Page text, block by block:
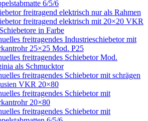
6/5/6
freitragend elektrisch nur als Rahmen
freitragend elektrisch mit 20×20 VKR
in Farbe
freitragendes Industrieschiebetor mit
25×25 Mod. P25
freitragendes Schiebetor Mod.
als Schmucktor
freitragendes Schiebetor mit schrägen
VKR 20×80
freitragendes Schiebetor mit
20×80
freitragendes Schiebetor mit